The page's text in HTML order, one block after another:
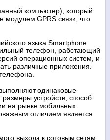
компьютер), который
модулем GPRS связи, что
языка Smartphone
телефон, работающий
операционных систем, и
различные приложения.
одинаковые
устройств, способ
на рынке мобильных
отличием является
выхода к сотовым сетям,